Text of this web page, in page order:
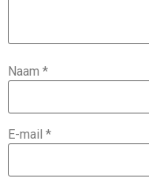
Naam *
E-mail *